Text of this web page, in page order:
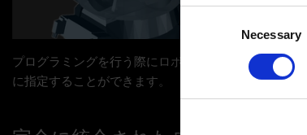
Collect
Identify
Find out more
Necessary
プログラミングを行う際にロボットが目で確認でき
に指定することができます。